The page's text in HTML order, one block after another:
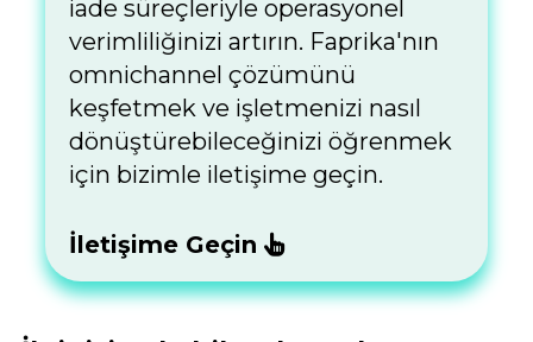
iade süreçleriyle operasyonel
verimliliğinizi artırın. Faprika'nın
omnichannel çözümünü
keşfetmek ve işletmenizi nasıl
dönüştürebileceğinizi öğrenmek
için bizimle iletişime geçin.
İletişime Geçin